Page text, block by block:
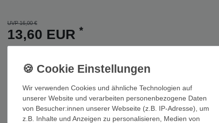
UVP 16,00 €
13,60 EUR *
Auf Lager: Auslieferung innerhalb von 1-3 Tagen nach
In den Warenkorb
Wir verwenden Cookies und ähnliche Technologien auf
unserer Website und verarbeiten personenbezogene Daten
von Besucher:innen unserer Webseite (z.B. IP-Adresse), um
z.B. Inhalte und Anzeigen zu personalisieren, Medien von